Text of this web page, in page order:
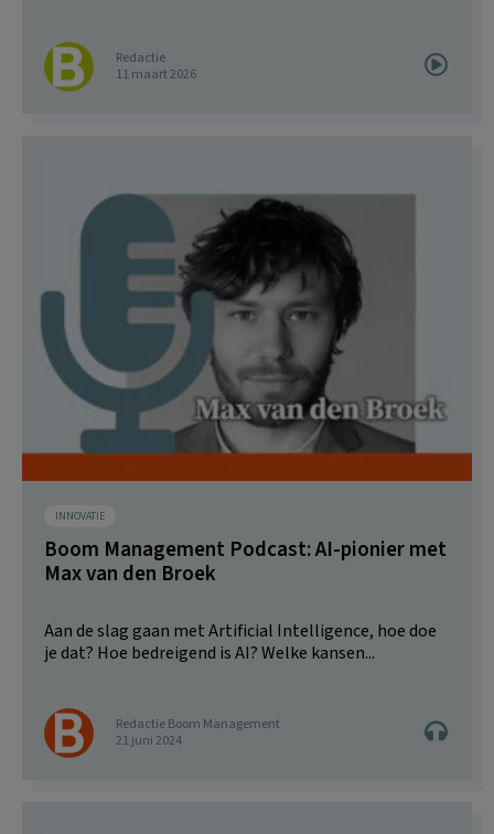
Redactie
11 maart 2026
INNOVATIE
Boom Management Podcast: AI-pionier met
Max van den Broek
Aan de slag gaan met Artificial Intelligence, hoe doe
je dat? Hoe bedreigend is AI? Welke kansen...
Redactie Boom Management
21 juni 2024